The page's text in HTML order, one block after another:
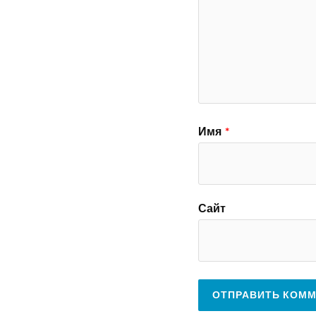
Имя *
Сайт